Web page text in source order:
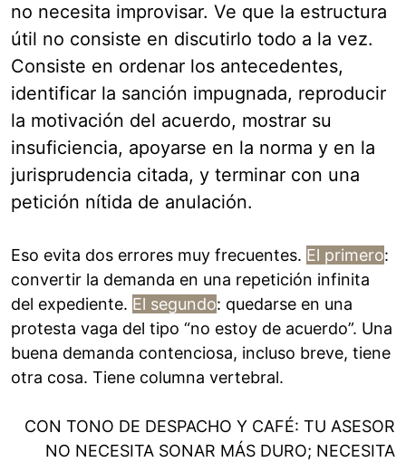
no necesita improvisar. Ve que la estructura
útil no consiste en discutirlo todo a la vez.
Consiste en ordenar los antecedentes,
identificar la sanción impugnada, reproducir
la motivación del acuerdo, mostrar su
insuficiencia, apoyarse en la norma y en la
jurisprudencia citada, y terminar con una
petición nítida de anulación.
Eso evita dos errores muy frecuentes. El primero:
convertir la demanda en una repetición infinita
del expediente. El segundo: quedarse en una
protesta vaga del tipo “no estoy de acuerdo”. Una
buena demanda contenciosa, incluso breve, tiene
otra cosa. Tiene columna vertebral.
CON TONO DE DESPACHO Y CAFÉ: TU ASESOR
NO NECESITA SONAR MÁS DURO; NECESITA